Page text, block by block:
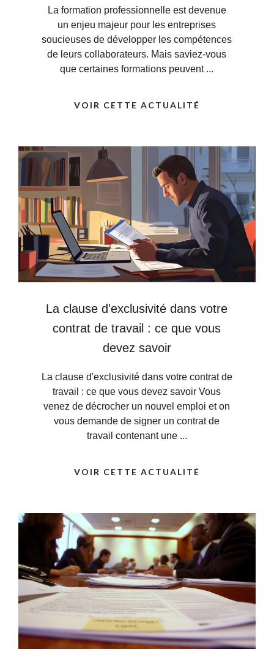
La formation professionnelle est devenue
un enjeu majeur pour les entreprises
soucieuses de développer les compétences
de leurs collaborateurs. Mais saviez-vous
que certaines formations peuvent ...
VOIR CETTE ACTUALITÉ
La clause d'exclusivité dans votre
contrat de travail : ce que vous
devez savoir
La clause d'exclusivité dans votre contrat de
travail : ce que vous devez savoir Vous
venez de décrocher un nouvel emploi et on
vous demande de signer un contrat de
travail contenant une ...
VOIR CETTE ACTUALITÉ